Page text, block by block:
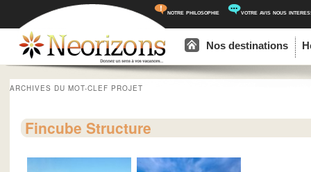
notre philosophie votre avis nous
Aller au contenu principal
Aller au contenu secondaire
Nos destinations
ARCHIVES DU MOT-CLEF PROJET
Fincube Structure